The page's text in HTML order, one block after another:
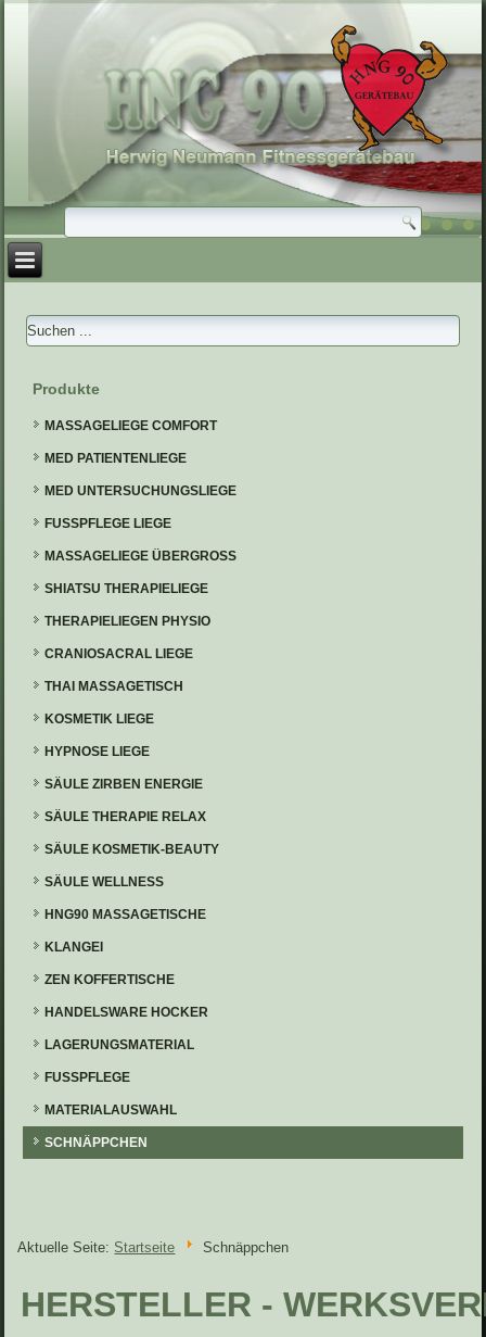
Produkte
MASSAGELIEGE COMFORT
MED PATIENTENLIEGE
MED UNTERSUCHUNGSLIEGE
FUSSPFLEGE LIEGE
MASSAGELIEGE ÜBERGROSS
SHIATSU THERAPIELIEGE
THERAPIELIEGEN PHYSIO
CRANIOSACRAL LIEGE
THAI MASSAGETISCH
KOSMETIK LIEGE
HYPNOSE LIEGE
SÄULE ZIRBEN ENERGIE
SÄULE THERAPIE RELAX
SÄULE KOSMETIK-BEAUTY
SÄULE WELLNESS
HNG90 MASSAGETISCHE
KLANGEI
ZEN KOFFERTISCHE
HANDELSWARE HOCKER
LAGERUNGSMATERIAL
FUSSPFLEGE
MATERIALAUSWAHL
SCHNÄPPCHEN
Aktuelle Seite: Startseite Schnäppchen
HERSTELLER -